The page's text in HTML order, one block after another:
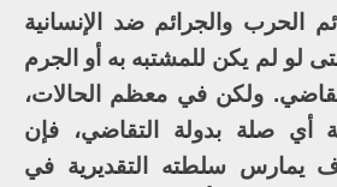
الحرب والجرائم ضد الإنسانية
لو لم يكن للمشتبه به أو الجرم
ولكن في معظم الحالات،
أي صلة بدولة التقاضي، فإن
يمارس سلطته التقديرية في